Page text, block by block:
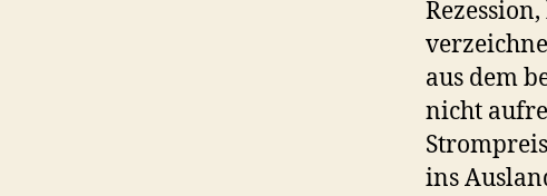
aus dem
nicht
ins